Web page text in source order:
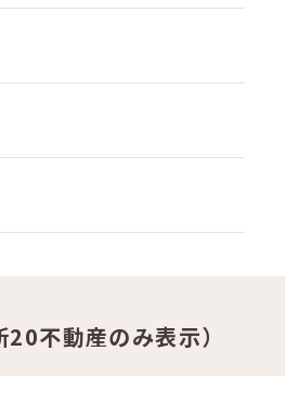
不動産のみ表示）